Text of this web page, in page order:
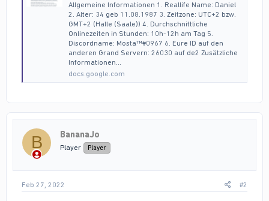
Allgemeine Informationen 1. Reallife Name: Daniel
2. Alter: 34 geb 11.08.1987 3. Zeitzone: UTC+2 bzw.
GMT+2 (Halle (Saale)) 4. Durchschnittliche
Onlinezeiten in Stunden: 10h-12h am Tag 5.
Discordname: Mosta™#0967 6. Eure ID auf den
anderen Grand Servern: 26030 auf de2 Zusätzliche
Informationen...
docs.google.com
B BananaJo
Player Player
Feb 27, 2022 #2